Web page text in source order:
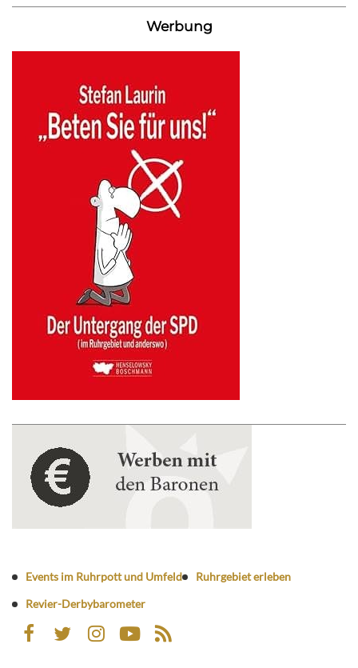
Werbung
Events im Ruhrpott und Umfeld
Ruhrgebiet erleben
Revier-Derbybarometer